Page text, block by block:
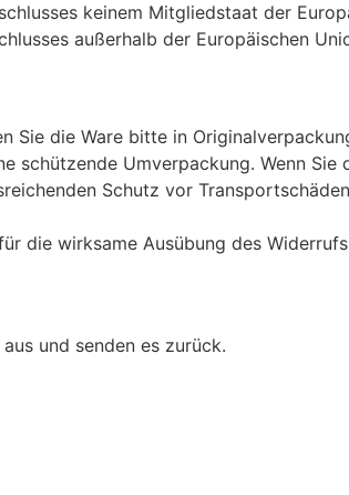
keinem Mitgliedstaat der
außerhalb der Europäischen
Sie die Ware bitte in
schützende Umverpackung. Wenn
Schutz vor
die wirksame Ausübung des
und senden es zurück.